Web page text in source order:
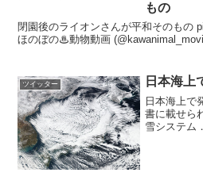
もの
閉園後のライオンさんが平和そのもの
ほのぼの♨︎動物動画
ツイッター 日本海上
日本海上で
書に載せら
雪システム